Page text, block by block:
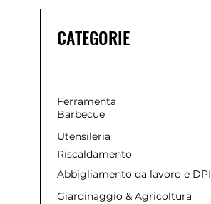
CATEGORIE
Ferramenta
Barbecue
Utensileria
Riscaldamento
Abbigliamento da lavoro e DPI
Giardinaggio & Agricoltura